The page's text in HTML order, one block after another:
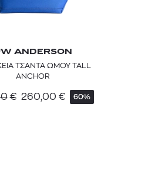
ANDERSON
ΤΣΑΝΤΑ ΩΜΟΥ TALL
ANCHOR
€ 260,00 € 60%